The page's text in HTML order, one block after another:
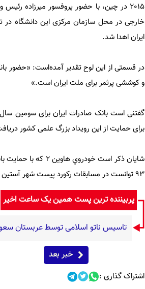
٢٠١٥ در چین، با حضور پروفسور میرزاده
خارجی در محل سازمان مرکزی این دانشگاه در
ایران اهدا شد.
در قسمتی از این لوح تقدیر آمده‌است: «حضور
و کوششی پرثمر برای ملت ایران است.»
گفتنی ‌است بانک صادرات ایران برای سومین
برای حمایت از این رویداد بزرگ علمی کشور
شايان ذكر است
٩٣ توانست در مسابقات ركورد پيست شهر آستين در تكزاس امريكا ركورد مسابقات را بشكند.
پربیننده ترین پست همین یک ساعت اخیر
تاسیس ناتو اسلامی توسط عربستان
خبر بعد
اشتراک گذاری :